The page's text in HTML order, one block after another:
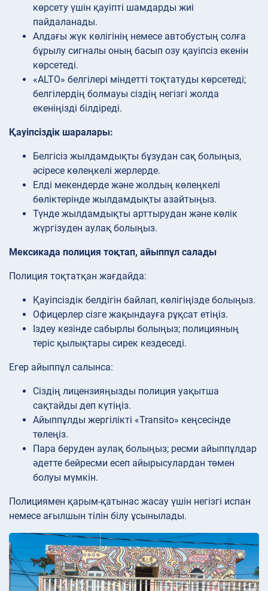
көрсету үшін қауіпті шамдарды жиі
пайдаланады.
Алдағы жүк көлігінің немесе автобустың солға
бұрылу сигналы оның басып озу қауіпсіз екенін
көрсетеді.
«ALTO» белгілері міндетті тоқтатуды көрсетеді;
белгілердің болмауы сіздің негізгі жолда
екеніңізді білдіреді.
Қауіпсіздік шаралары:
Белгісіз жылдамдықты бұзудан сақ болыңыз,
әсіресе көлеңкелі жерлерде.
Елді мекендерде және жолдың көлеңкелі
бөліктерінде жылдамдықты азайтыңыз.
Түнде жылдамдықты арттырудан және көлік
жүргізуден аулақ болыңыз.
Мексикада полиция тоқтап, айыппұл салады
Полиция тоқтатқан жағдайда:
Қауіпсіздік белдігін байлап, көлігіңізде болыңыз.
Офицерлер сізге жақындауға рұқсат етіңіз.
Іздеу кезінде сабырлы болыңыз; полицияның
теріс қылықтары сирек кездеседі.
Егер айыппұл салынса:
Сіздің лицензияңызды полиция уақытша
сақтайды деп күтіңіз.
Айыппұлды жергілікті «Transito» кеңсесінде
төлеңіз.
Пара беруден аулақ болыңыз; ресми айыппұлдар
әдетте бейресми есеп айырысулардан төмен
болуы мүмкін.
Полициямен қарым-қатынас жасау үшін негізгі испан
немесе ағылшын тілін білу ұсынылады.